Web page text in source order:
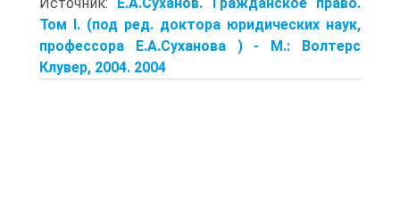
Том I. (под ред. доктора юридических наук,
профессора Е.А.Суханова ) - М.: Волтерс
Клувер, 2004. 2004